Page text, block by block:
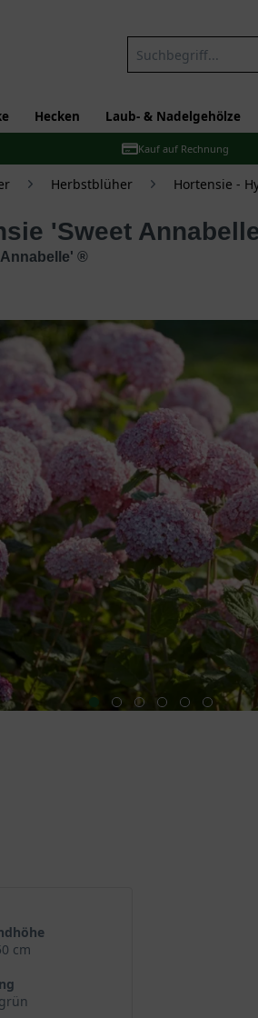
Hecken Laub- & Nadelgehölze
Kauf auf Rechnung
Herbstblüher Hortensie -
'Sweet
®
cm